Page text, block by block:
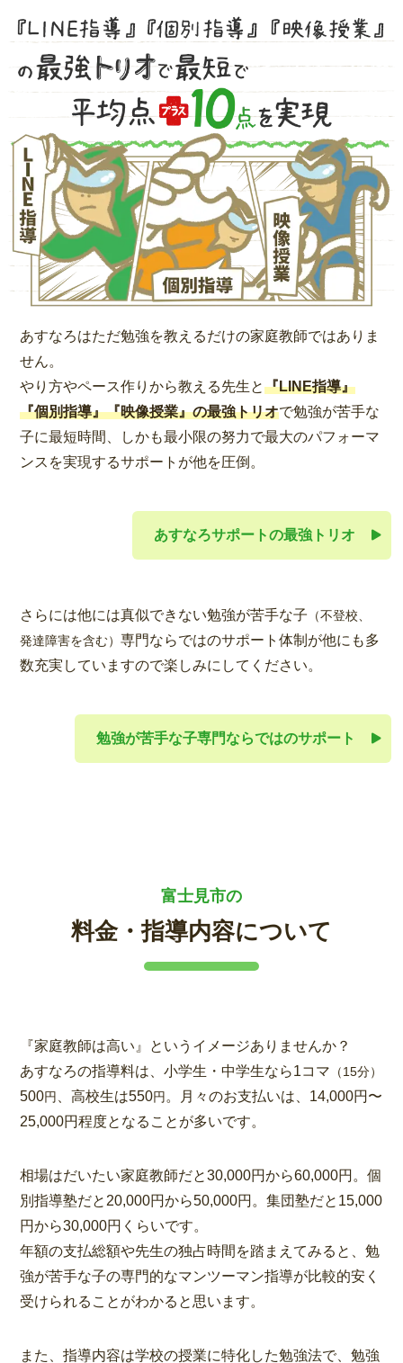
あすなろはただ勉強を教えるだけの家庭教師ではありま
せん。
やり方やペース作りから教える先生と『LINE指導』
『個別指導』『映像授業』の最強トリオで勉強が苦手な
子に最短時間、しかも最小限の努力で最大のパフォーマ
ンスを実現するサポートが他を圧倒。
あすなろサポートの最強トリオ
さらには他には真似できない勉強が苦手な子 （不登校、
発達障害を含む）専門ならではのサポート体制が他にも多
数充実していますので楽しみにしてください。
勉強が苦手な子専門ならではのサポート
富士見市の
料金・指導内容について
『家庭教師は高い』というイメージありませんか？
あすなろの指導料は、小学生・中学生なら1コマ （15分）
500円 、高校生は550円 。月々のお支払いは、14,000円〜
25,000円程度となることが多いです。
相場はだいたい家庭教師だと30,000円から60,000円。個
別指導塾だと20,000円から50,000円。集団塾だと15,000
円から30,000円くらいです。
年額の支払総額や先生の独占時間を踏まえてみると、勉
強が苦手な子の専門的なマンツーマン指導が比較的安く
受けられることがわかると思います。
また、指導内容は学校の授業に特化した勉強法で、勉強